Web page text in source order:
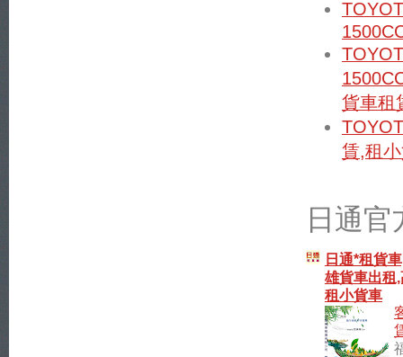
貨車租
賃,租
日通
日通*租貨
雄貨車出租
租小貨車